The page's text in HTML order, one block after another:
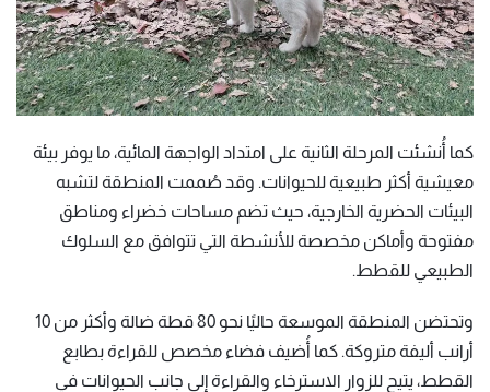
كما أُنشئت المرحلة الثانية على امتداد الواجهة المائية، ما يوفر بيئة
معيشية أكثر طبيعية للحيوانات. وقد صُممت المنطقة لتشبه
البيئات الحضرية الخارجية، حيث تضم مساحات خضراء ومناطق
مفتوحة وأماكن مخصصة للأنشطة التي تتوافق مع السلوك
الطبيعي للقطط.
وتحتضن المنطقة الموسعة حاليًا نحو 80 قطة ضالة وأكثر من 10
أرانب أليفة متروكة. كما أُضيف فضاء مخصص للقراءة بطابع
القطط، يتيح للزوار الاسترخاء والقراءة إلى جانب الحيوانات في